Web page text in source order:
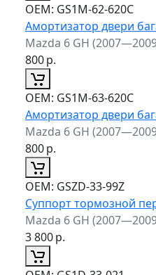
ОЕМ: GS1M-62-620C
Амортизатор двери
Mazda 6 GH
800р.
ОЕМ: GS1M-63-620C
Амортизатор двери
Mazda 6 GH
800р.
ОЕМ: GSZD-33-99Z
Суппорт тормозной
Mazda 6 GH
3 800р.